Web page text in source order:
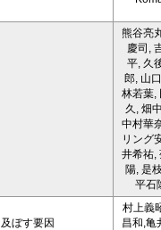
熊谷亮
慶司,
平, 久
郎, 山
林若葉,
久, 畑
中村華
リング
井希祐,
陽, 是
平石
ぼす要因
村上義
昌和,亀